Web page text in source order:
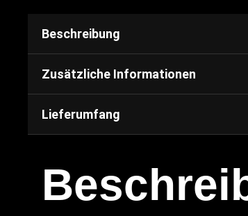
Beschreibung
Zusätzliche Informationen
Lieferumfang